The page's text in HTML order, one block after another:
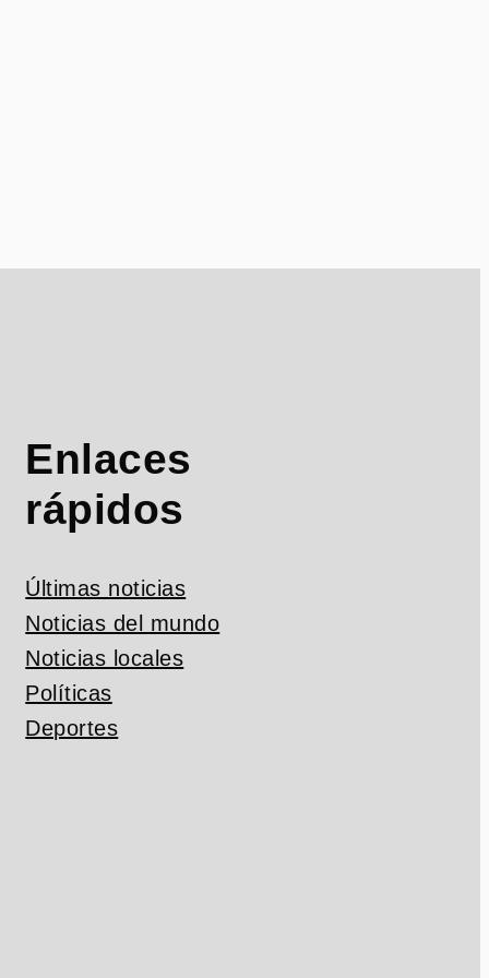
Enlaces
rápidos
Últimas noticias
Noticias del mundo
Noticias locales
Políticas
Deportes